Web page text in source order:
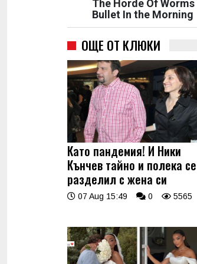
The Horde Of
Bullet In the Morning
ОЩЕ ОТ КЛЮКИ
Като пандемия! И Ники
Кънчев тайно и полека
разделил с жена си
07 Aug 15:49 0 5565